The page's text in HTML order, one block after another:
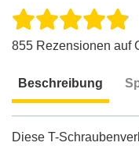
855 Rezensionen auf
Beschreibung
Diese T-